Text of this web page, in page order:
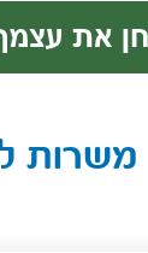
משרות